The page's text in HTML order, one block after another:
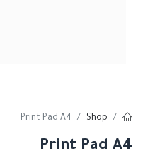
Shop
Print Pad A4
Print Pad A4